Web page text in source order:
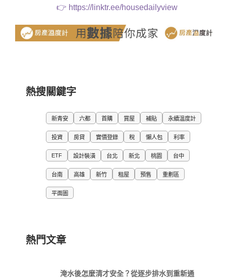
👉 https://linktr.ee/housedailyview
熱搜關鍵字
新青安 六都 首購 賞屋 補貼 永續溫度計
投資 房貸 實價登錄 稅 懶人包 利率
ETF 設計裝潢 台北 新北 桃園 台中
台南 高雄 新竹 租屋 預售 重劃區
平面圖
熱門文章
淹水後怎麼清才安全？從逐步排水到重新通